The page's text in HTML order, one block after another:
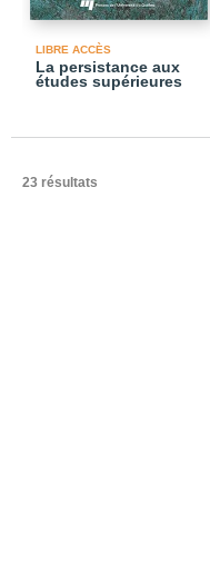
LIBRE ACCÈS
La persistance aux
études supérieures
23 résultats